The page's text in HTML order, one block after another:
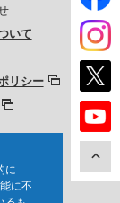
に
に不
いて
リシー